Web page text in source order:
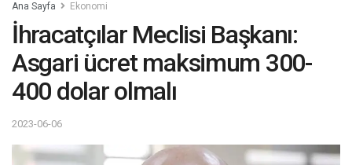
Ana Sayfa Ekonomi
İhracatçılar Meclisi Başkanı:
Asgari ücret maksimum 300-
400 dolar olmalı
2023-06-06